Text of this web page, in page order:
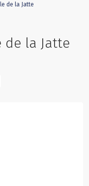
de la Jatte
de la Jatte